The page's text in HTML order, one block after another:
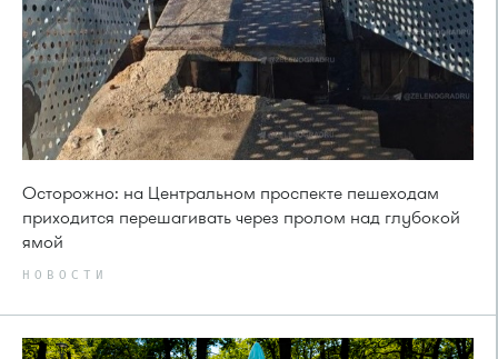
Осторожно: на Центральном проспекте пешеходам
приходится перешагивать через пролом над глубокой
ямой
НОВОСТИ